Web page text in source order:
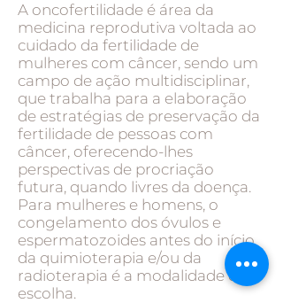
A oncofertilidade é área da
medicina reprodutiva voltada ao
cuidado da fertilidade de
mulheres com câncer, sendo um
campo de ação multidisciplinar,
que trabalha para a elaboração
de estratégias de preservação da
fertilidade de pessoas com
câncer, oferecendo-lhes
perspectivas de procriação
futura, quando livres da doença.
Para mulheres e homens, o
congelamento dos óvulos e
espermatozoides antes do início
da quimioterapia e/ou da
radioterapia é a modalidade de
escolha.